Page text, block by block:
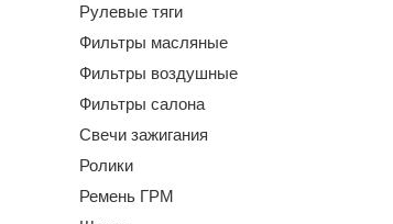
Рулевые тяги
Фильтры масляные
Фильтры воздушные
Фильтры салона
Свечи зажигания
Ролики
Ремень ГРМ